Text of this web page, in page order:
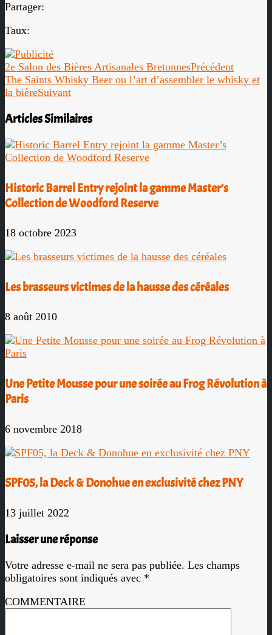
Partager:
Taux:
2e Salon des Bières Artisanales BretonnesPrécédent
The Saints Whisky Beer ou l’art d’assembler le whisky et
la bièreSuivant
Articles Similaires
Historic Barrel Entry rejoint la gamme Master’s
Collection de Woodford Reserve
18 octobre 2023
Les brasseurs victimes de la hausse des céréales
8 août 2010
Une Petite Mousse pour une soirée au Frog Révolution à
Paris
6 novembre 2018
SPF05, la Deck & Donohue en exclusivité chez PNY
13 juillet 2022
Laisser une réponse
Votre adresse e-mail ne sera pas publiée. Les champs
obligatoires sont indiqués avec *
COMMENTAIRE